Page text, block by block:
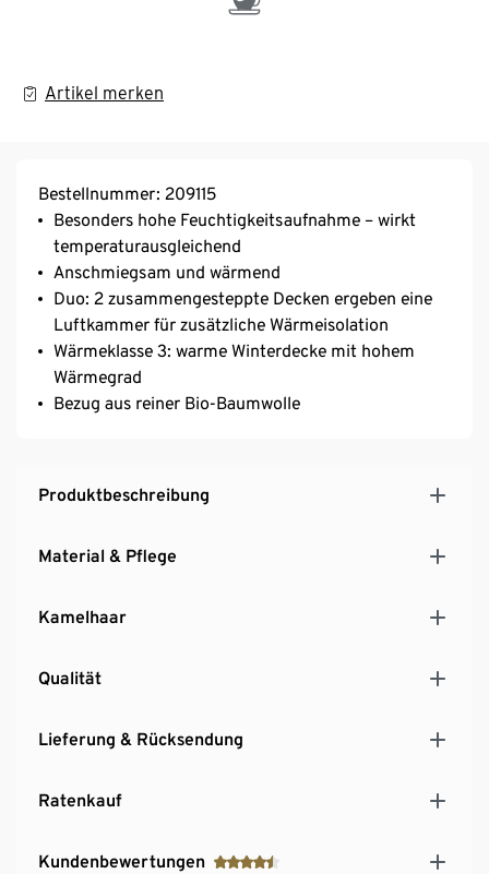
Artikel merken
Bestellnummer: 209115
Besonders hohe Feuchtigkeitsaufnahme – wirkt
temperaturausgleichend
Anschmiegsam und wärmend
Duo: 2 zusammengesteppte Decken ergeben eine
Luftkammer für zusätzliche Wärmeisolation
Wärmeklasse 3: warme Winterdecke mit hohem
Wärmegrad
Bezug aus reiner Bio-Baumwolle
Produktbeschreibung
Material & Pflege
Kamelhaar
Qualität
Lieferung & Rücksendung
Ratenkauf
Kundenbewertungen